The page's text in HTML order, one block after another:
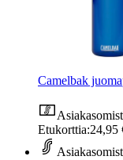
Camelbak
Etukorttia:24,95